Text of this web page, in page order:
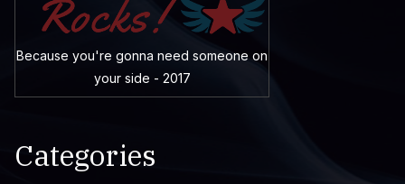
Because you're gonna need someone on
your side - 2017
Categories